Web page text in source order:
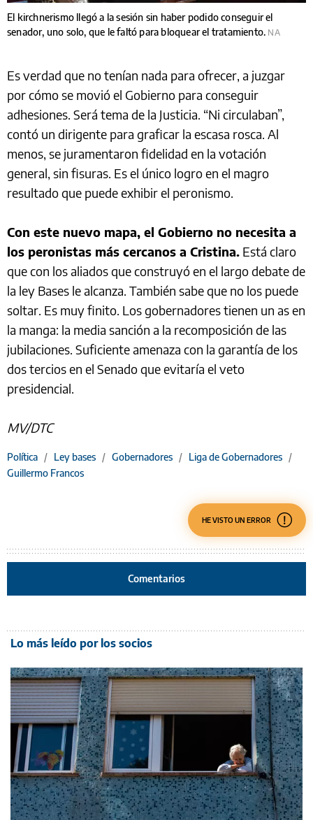
El kirchnerismo llegó a la sesión sin haber podido conseguir el
senador, uno solo, que le faltó para bloquear el tratamiento. NA
Es verdad que no tenían nada para ofrecer, a juzgar
por cómo se movió el Gobierno para conseguir
adhesiones. Será tema de la Justicia. “Ni circulaban”,
contó un dirigente para graficar la escasa rosca. Al
menos, se juramentaron fidelidad en la votación
general, sin fisuras. Es el único logro en el magro
resultado que puede exhibir el peronismo.
Con este nuevo mapa, el Gobierno no necesita a
los peronistas más cercanos a Cristina. Está claro
que con los aliados que construyó en el largo debate de
la ley Bases le alcanza. También sabe que no los puede
soltar. Es muy finito. Los gobernadores tienen un as en
la manga: la media sanción a la recomposición de las
jubilaciones. Suficiente amenaza con la garantía de los
dos tercios en el Senado que evitaría el veto
presidencial.
MV/DTC
Política / Ley bases / Gobernadores / Liga de Gobernadores /
Guillermo Francos
HE VISTO UN ERROR
Comentarios
Lo más leído por los socios